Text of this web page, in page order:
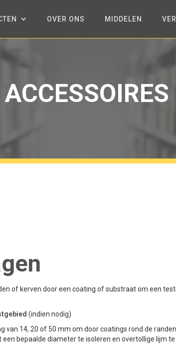
OVER ONS MIDDELEN
ACCESSOIRES
of kerven door een coating of substraat om een
(indien nodig)
van 14, 20 of 50 mm om door coatings rond de
bepaalde diameter te isoleren en overtollige lijm te